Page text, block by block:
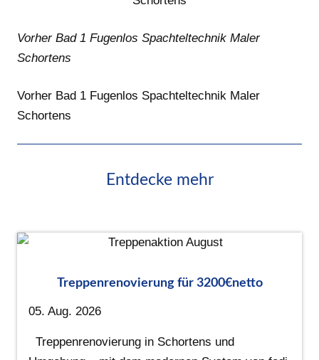
Vorher Bad 1 Fugenlos Spachteltechnik Maler
Schortens
Vorher Bad 1 Fugenlos Spachteltechnik Maler
Schortens
Entdecke mehr
Treppenrenovierung für 3200€netto
05. Aug. 2026
Treppenrenovierung in Schortens und